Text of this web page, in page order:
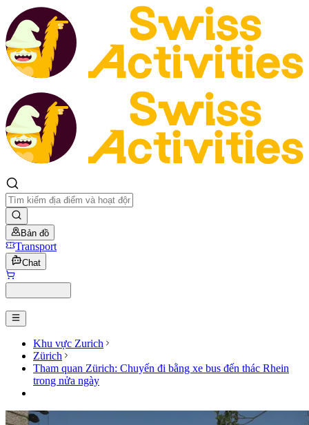
Bản đồ
Transport
Chat
Khu vực Zurich
Zürich
Tham quan Zürich: Chuyến đi bằng xe bus đến thác Rhein
trong nửa ngày